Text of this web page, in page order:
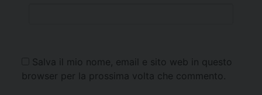
Salva il mio nome, email e sito web in questo
browser per la prossima volta che commento.